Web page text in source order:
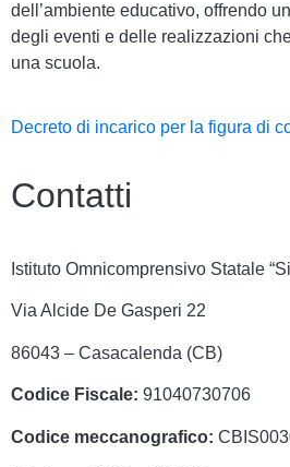
dell’ambiente educativo, offrendo
degli eventi e delle realizzazioni
una scuola.
Decreto di incarico per la figura di
Contatti
Istituto Omnicomprensivo Statale
Via Alcide De Gasperi 22
86043 – Casacalenda (CB)
Codice Fiscale: 91040730706
Codice meccanografico: